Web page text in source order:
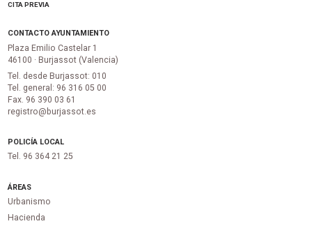
CITA PREVIA
CONTACTO AYUNTAMIENTO
Plaza Emilio Castelar 1
46100 · Burjassot (Valencia)
Tel. desde Burjassot: 010
Tel. general: 96 316 05 00
Fax. 96 390 03 61
registro@burjassot.es
POLICÍA LOCAL
Tel. 96 364 21 25
ÁREAS
Urbanismo
Hacienda